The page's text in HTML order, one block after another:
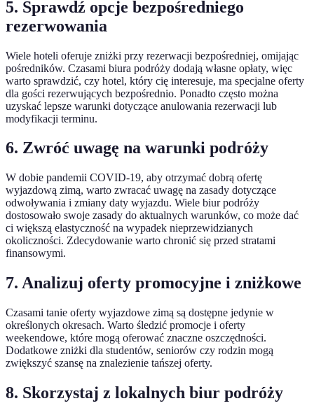
5. Sprawdź opcje bezpośredniego
rezerwowania
Wiele hoteli oferuje zniżki przy rezerwacji bezpośredniej, omijając
pośredników. Czasami biura podróży dodają własne opłaty, więc
warto sprawdzić, czy hotel, który cię interesuje, ma specjalne oferty
dla gości rezerwujących bezpośrednio. Ponadto często można
uzyskać lepsze warunki dotyczące anulowania rezerwacji lub
modyfikacji terminu.
6. Zwróć uwagę na warunki podróży
W dobie pandemii COVID-19, aby otrzymać dobrą ofertę
wyjazdową zimą, warto zwracać uwagę na zasady dotyczące
odwoływania i zmiany daty wyjazdu. Wiele biur podróży
dostosowało swoje zasady do aktualnych warunków, co może dać
ci większą elastyczność na wypadek nieprzewidzianych
okoliczności. Zdecydowanie warto chronić się przed stratami
finansowymi.
7. Analizuj oferty promocyjne i zniżkowe
Czasami tanie oferty wyjazdowe zimą są dostępne jedynie w
określonych okresach. Warto śledzić promocje i oferty
weekendowe, które mogą oferować znaczne oszczędności.
Dodatkowe zniżki dla studentów, seniorów czy rodzin mogą
zwiększyć szansę na znalezienie tańszej oferty.
8. Skorzystaj z lokalnych biur podróży